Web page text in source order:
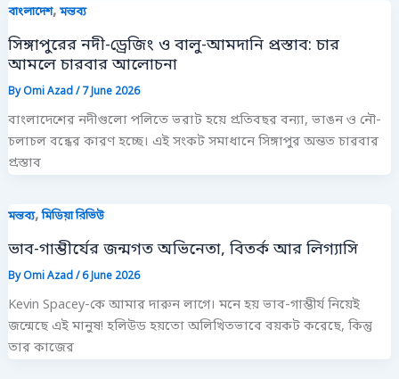
বাংলাদেশ, মন্তব্য
সিঙ্গাপুরের নদী-ড্রেজিং ও বালু-আমদানি প্রস্তাব: চার
আমলে চারবার আলোচনা
ByOmi Azad/7 June 2026
বাংলাদেশের নদীগুলো পলিতে ভরাট হয়ে প্রতিবছর বন্যা, ভাঙন ও নৌ-
চলাচল বন্ধের কারণ হচ্ছে। এই সংকট সমাধানে সিঙ্গাপুর অন্তত চারবার
প্রস্তাব
মন্তব্য,মিডিয়া রিভিউ
ভাব-গাম্ভীর্যের জন্মগত অভিনেতা, বিতর্ক আর লিগ্যাসি
ByOmi Azad/6 June 2026
Kevin Spacey-কে আমার দারুন লাগে। মনে হয় ভাব-গাম্ভীর্য নিয়েই
জন্মেছে এই মানুষ! হলিউড হয়তো অলিখিতভাবে বয়কট করেছে, কিন্তু
তার কাজের